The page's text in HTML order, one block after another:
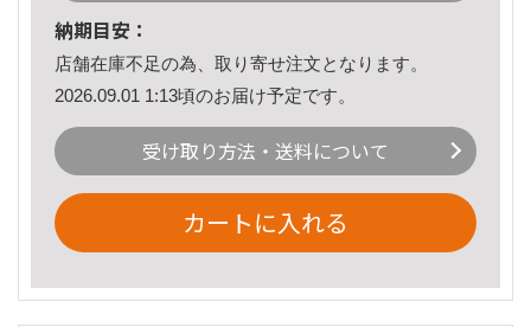
納期目安：
店舗在庫不足の為、取り寄せ注文となります。
2026.09.01 1:13頃のお届け予定です。
受け取り方法・送料について
カートに入れる